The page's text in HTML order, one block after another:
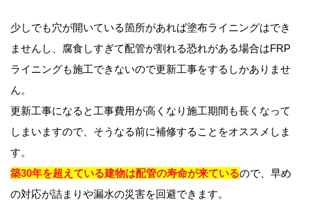
少しでも穴が開いている箇所があれば塗布ライニングはでき
ませんし、腐食しすぎて配管が割れる恐れがある場合はFRP
ライニングも施工できないので更新工事をするしかありませ
ん。
更新工事になると工事費用が高くなり施工期間も長くなって
しまいますので、そうなる前に補修することをオススメしま
す。
築30年を超えている建物は配管の寿命が来ているので、早め
の対応が詰まりや漏水の災害を回避できます。